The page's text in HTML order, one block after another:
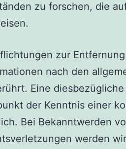
zu forschen, die
zur
nach den
Eine
der Kenntnis einer
Bei Bekanntwerden
werden